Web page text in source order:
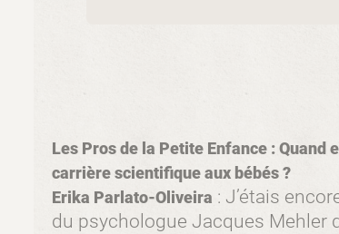
Les Pros de la Petite Enfance :
carrière scientifique aux bébés ?
Erika Parlato-Oliveira : J’étais
du psychologue Jacques Mehler